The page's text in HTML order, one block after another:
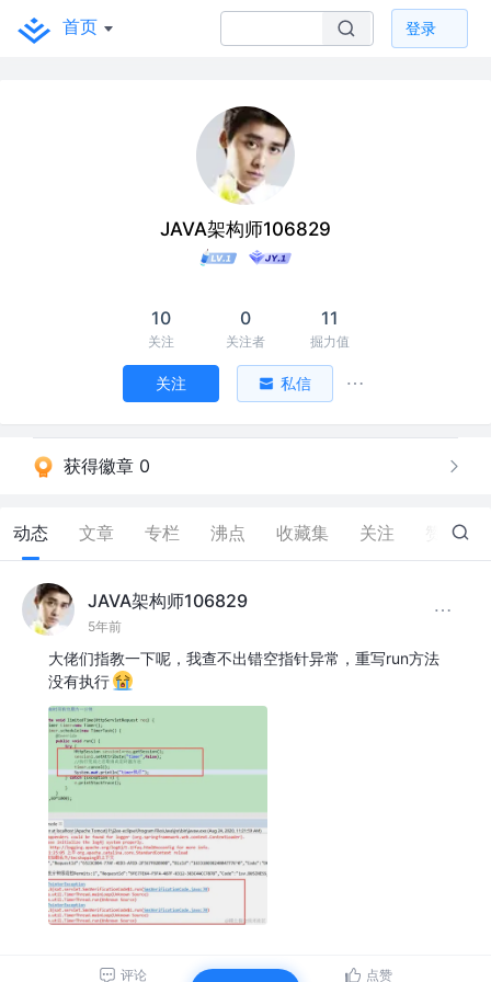
首页 登录
JAVA架构师106829
10
关注
0
关注者
11
掘力值
关注 私信
获得徽章 0
动态 文章 专栏 沸点 收藏集 关注 0
JAVA架构师106829
5年前
大佬们指教一下呢，我查不出错空指针异常，重写run方法
没有执行
评论 点赞